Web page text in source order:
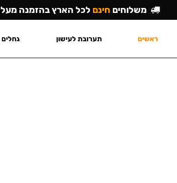
משלוחים חינם לכל הארץ בהזמנה מעל ₪449
ראשים תערובת לעישון גחלים